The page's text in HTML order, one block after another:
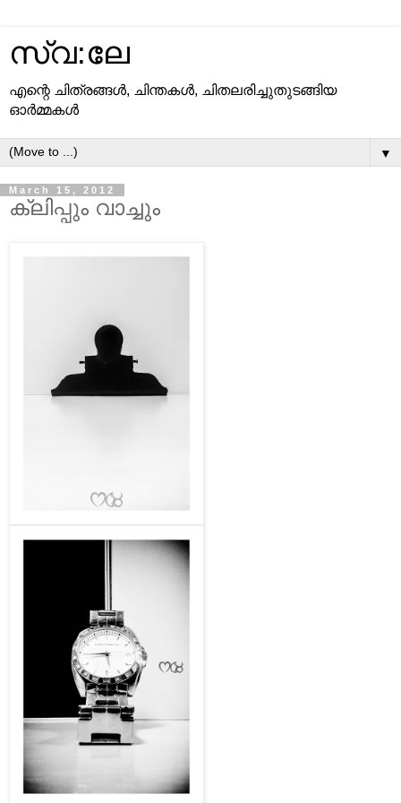
സ്വ:ലേ
എന്റെ ചിത്രങ്ങള്‍, ചിന്തകള്‍, ചിതലരിച്ചുതുടങ്ങിയ
ഓര്‍മ്മകള്‍
▼
March 15, 2012
ക്ലിപ്പും വാച്ചും